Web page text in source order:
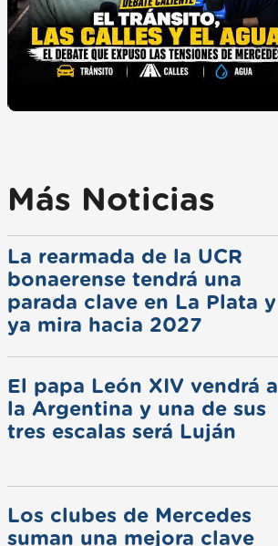
Más Noticias
La rearmada de la UCR
bonaerense tendrá una
parada clave en La Plata y
ya mira hacia 2027
El papa León XIV vendrá a
la Argentina y una de sus
tres escalas será Luján
Los clubes de Mercedes
suman una mejora clave